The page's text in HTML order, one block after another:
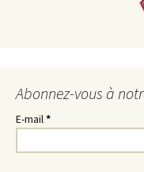
Abonnez-vous à
E-mail*